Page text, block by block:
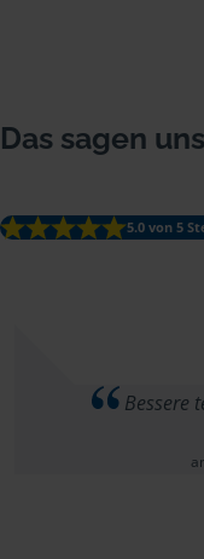
Das sagen
5.0 von 5
Bessere